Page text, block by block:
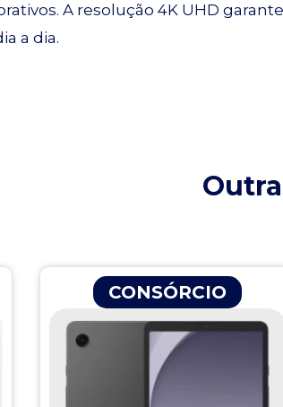
A resolução 4K UHD
a dia.
CONSÓRCIO